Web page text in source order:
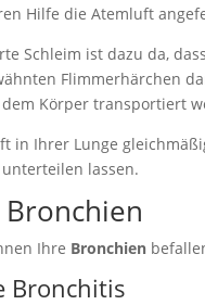
Hilfe die Atemluft
Schleim ist dazu da,
Flimmerhärchen
Körper transportiert
in Ihrer Lunge
lassen.
Ihre Bronchien
Bronchitis